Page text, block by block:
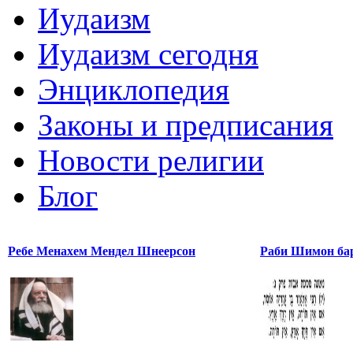
Иудаизм
Иудаизм сегодня
Энциклопедия
Законы и предписания
Новости религии
Блог
Ребе Менахем Мендел Шнеерсон Раби Шимон